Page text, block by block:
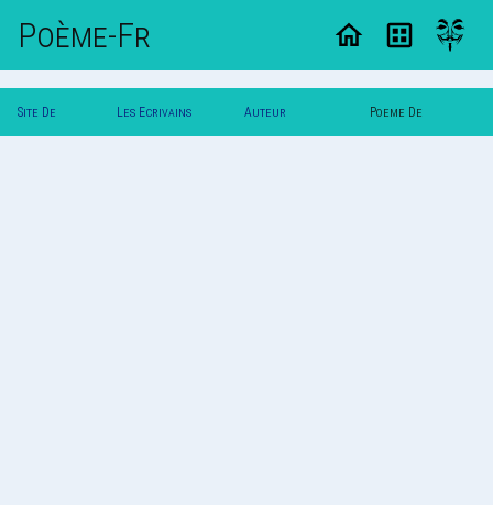
Poème-Fr
Site De Les Ecrivains Auteur Poeme De